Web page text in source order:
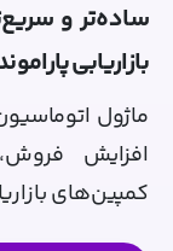
ساده‌تر و
بازاریابی
ماژول
افزایش
کمپین‌های